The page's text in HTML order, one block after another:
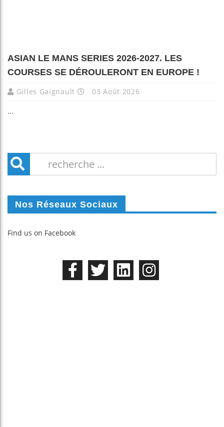
ASIAN LE MANS SERIES 2026-2027. LES
COURSES SE DÉROULERONT EN EUROPE !
Gilles Gaignault 03 Août 2026
...
Nos Réseaux Sociaux
Find us on Facebook